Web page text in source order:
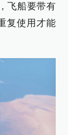
飞船要带有
复使用才能